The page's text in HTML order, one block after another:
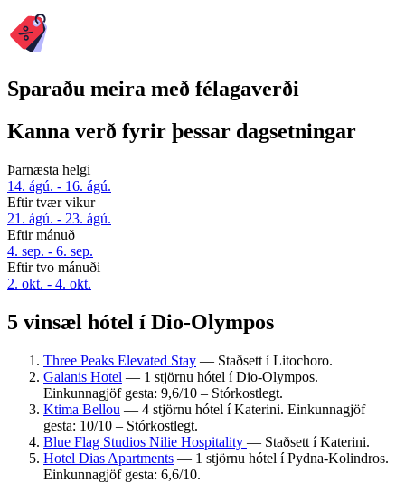
Sparaðu meira með félagaverði
Kanna verð fyrir þessar dagsetningar
Þarnæsta helgi
14. ágú. - 16. ágú.
Eftir tvær vikur
21. ágú. - 23. ágú.
Eftir mánuð
4. sep. - 6. sep.
Eftir tvo mánuði
2. okt. - 4. okt.
5 vinsæl hótel í Dio-Olympos
Three Peaks Elevated Stay — Staðsett í Litochoro.
Galanis Hotel — 1 stjörnu hótel í Dio-Olympos.
Einkunnagjöf gesta: 9,6/10 – Stórkostlegt.
Ktima Bellou — 4 stjörnu hótel í Katerini. Einkunnagjöf
gesta: 10/10 – Stórkostlegt.
Blue Flag Studios Nilie Hospitality — Staðsett í Katerini.
Hotel Dias Apartments — 1 stjörnu hótel í Pydna-Kolindros.
Einkunnagjöf gesta: 6,6/10.